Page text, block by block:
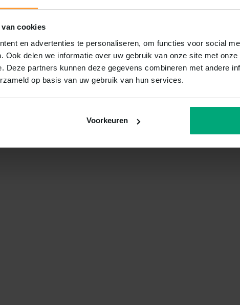
cookies
en advertenties te personaliseren, om functies voor social
Ook delen we informatie over uw gebruik van onze site met
Deze partners kunnen deze gegevens combineren met andere
op basis van uw gebruik van hun services.
Voorkeuren